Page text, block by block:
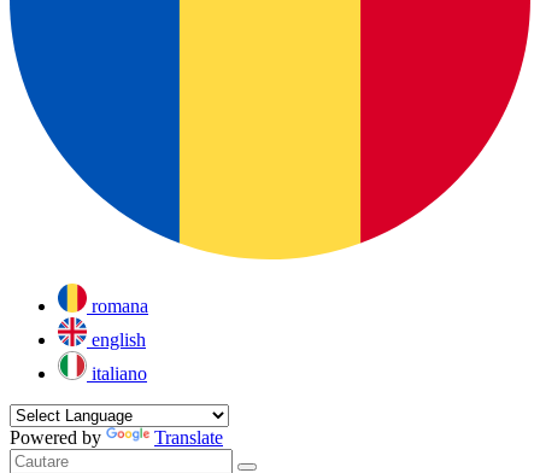
romana
english
italiano
Powered by Translate